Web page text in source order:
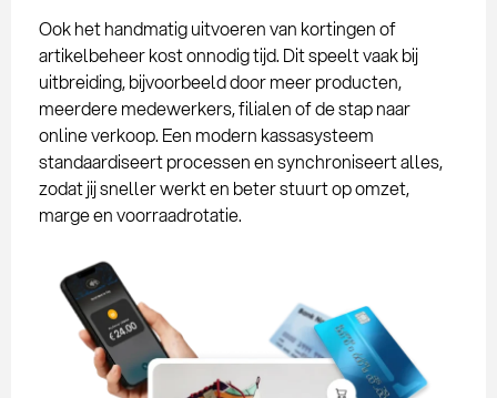
Ook het handmatig uitvoeren van kortingen of
artikelbeheer kost onnodig tijd. Dit speelt vaak bij
uitbreiding, bijvoorbeeld door meer producten,
meerdere medewerkers, filialen of de stap naar
online verkoop. Een modern kassasysteem
standaardiseert processen en synchroniseert alles,
zodat jij sneller werkt en beter stuurt op omzet,
marge en voorraadrotatie.